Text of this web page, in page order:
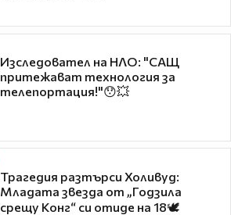
Изследовател на НЛО: "САЩ
притежават технология за
телепортация!"😯💥
Трагедия разтърси Холивуд:
Младата звезда от „Годзила
срещу Конг“ си отиде на 18🕊️